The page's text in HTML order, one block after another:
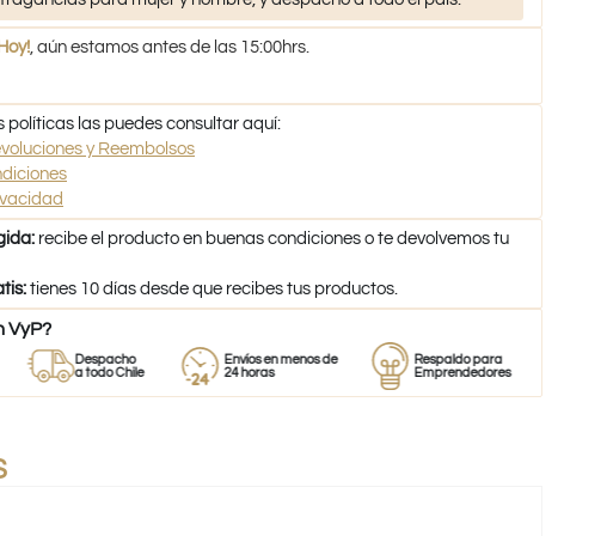
Hoy! , aún estamos antes de las 15:00hrs.
políticas las puedes consultar aquí:
y Reembolsos
recibe el producto en buenas condiciones o te devolvemos tu
tienes 10 días desde que recibes tus productos.
VyP?
Despacho
a todo Chile
Envíos en menos de
24 horas
Respaldo para
Emprendedores